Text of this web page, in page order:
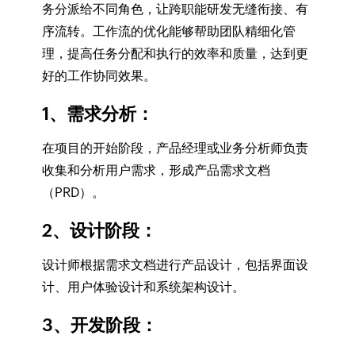
务分派给不同角色，让跨职能研发无缝衔接、有
序流转。工作流的优化能够帮助团队精细化管
理，提高任务分配和执行的效率和质量，达到更
好的工作协同效果。
1、需求分析：
在项目的开始阶段，产品经理或业务分析师负责
收集和分析用户需求，形成产品需求文档
（PRD）。
2、设计阶段：
设计师根据需求文档进行产品设计，包括界面设
计、用户体验设计和系统架构设计。
3、开发阶段：